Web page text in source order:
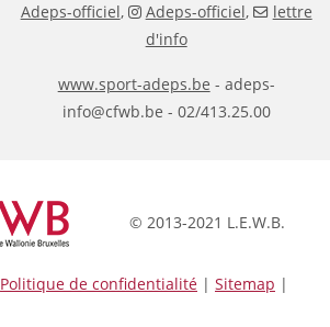
Adeps-officiel, Adeps-officiel,
lettre
d'info
www.sport-adeps.be - adeps-
info@cfwb.be - 02/413.25.00
© 2013-2021 L.E.W.B.
Politique de confidentialité | Sitemap |